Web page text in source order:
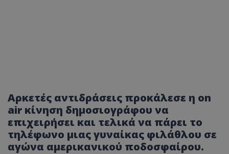
Αρκετές αντιδράσεις προκάλεσε η on
air κίνηση δημοσιογράφου να
επιχειρήσει και τελικά να πάρει το
τηλέφωνο μιας γυναίκας φιλάθλου σε
αγώνα αμερικανικού ποδοσφαίρου.